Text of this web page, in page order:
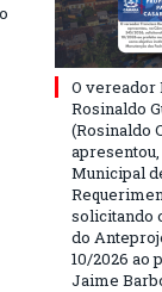
O vereador
Rosinaldo
(Rosinaldo
Municipal
solicitando
do
10/2026 ao
Jaime